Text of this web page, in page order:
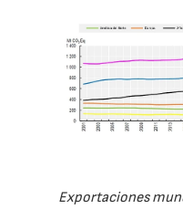
Exportaciones